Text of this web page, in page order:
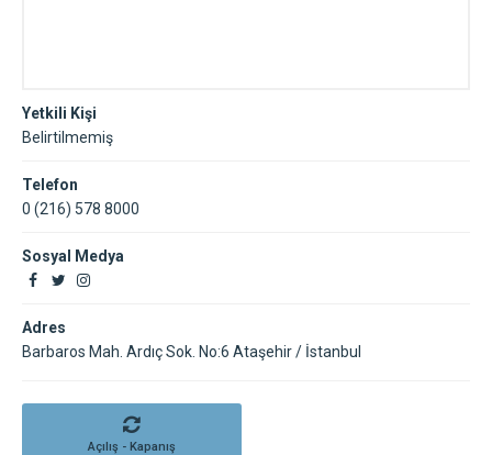
Yetkili Kişi
Belirtilmemiş
Telefon
0 (216) 578 8000
Sosyal Medya
Adres
Barbaros Mah. Ardıç Sok. No:6 Ataşehir / İstanbul
Açılış - Kapanış